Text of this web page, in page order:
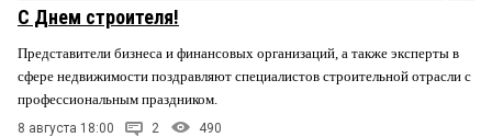
С Днем строителя!
Представители бизнеса и финансовых организаций, а также эксперты в
сфере недвижимости поздравляют специалистов строительной отрасли с
профессиональным праздником.
8 августа 18:00 2 490